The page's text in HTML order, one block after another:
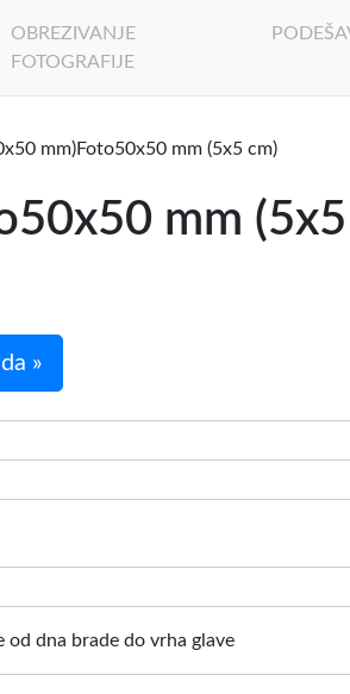
OBREZIVANJE
FOTOGRAFIJE
mm)Foto50x50 mm (5x5 cm)
mm
»
dna brade do vrha glave